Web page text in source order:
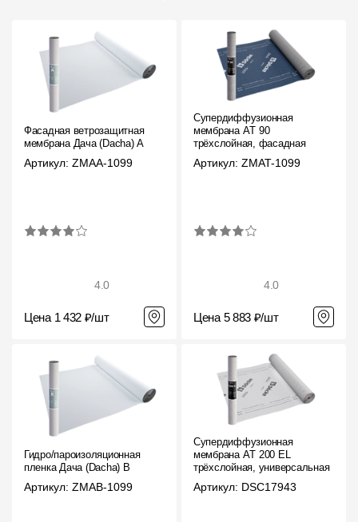
Фасадная ветрозащитная
мембрана Дача (Dacha) A
Артикул: ZMAA-1099
4.0
Цена 1 432 ₽/шт
Супердиффузионная
мембрана АT 90
трёхслойная, фасадная
Артикул: ZMAT-1099
4.0
Цена 5 883 ₽/шт
Гидро/пароизоляционная
пленка Дача (Dacha) B
Артикул: ZMAB-1099
Супердиффузионная
мембрана АT 200 EL
трёхслойная, универсальная
Артикул: DSC17943